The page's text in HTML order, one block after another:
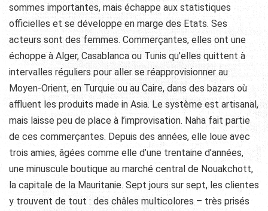
sommes importantes, mais échappe aux statistiques
officielles et se développe en marge des Etats. Ses
acteurs sont des femmes. Commerçantes, elles ont une
échoppe à Alger, Casablanca ou Tunis qu’elles quittent à
intervalles réguliers pour aller se réapprovisionner au
Moyen-Orient, en Turquie ou au Caire, dans des bazars où
affluent les produits made in Asia. Le système est artisanal,
mais laisse peu de place à l’improvisation. Naha fait partie
de ces commerçantes. Depuis des années, elle loue avec
trois amies, âgées comme elle d’une trentaine d’années,
une minuscule boutique au marché central de Nouakchott,
la capitale de la Mauritanie. Sept jours sur sept, les clientes
y trouvent de tout : des châles multicolores – très prisés